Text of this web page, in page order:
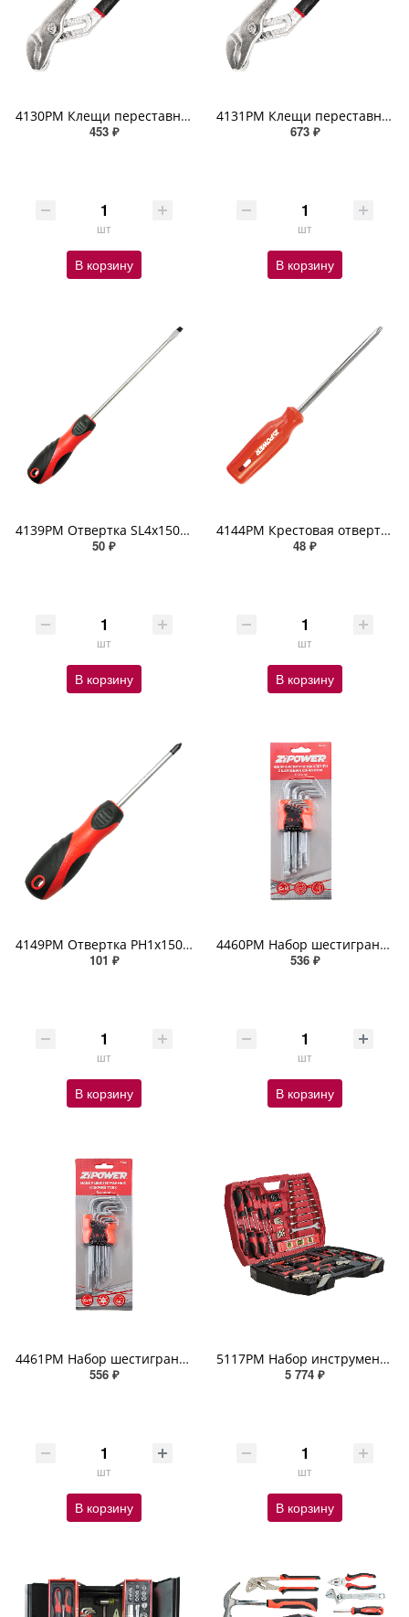
4130PM Клещи переставные универсальные, 200 мм, ПВХ рукоятка ZIPOWER
453 ₽
шт
В корзину
4131PM Клещи переставные универсальные, 250 мм, ПВХ рукоятка ZIPOWER
673 ₽
шт
В корзину
4139PM Отвертка SL4x150мм ZIPOWER
50 ₽
шт
В корзину
4144PM Крестовая отвертка, PH0 x 75 мм ZIPOWER
48 ₽
шт
В корзину
4149PM Отвертка PH1х150мм ZIPOWER
101 ₽
шт
В корзину
4460PM Набор шестигранных ключей с шаровым окончанием HEX ZIPOWER
536 ₽
шт
В корзину
4461PM Набор шестигранных ключей TORX ZIPOWER
556 ₽
шт
В корзину
5117PM Набор инструмента, 61 предмет, Cr-V сталь ZIPOWER
5 774 ₽
шт
В корзину